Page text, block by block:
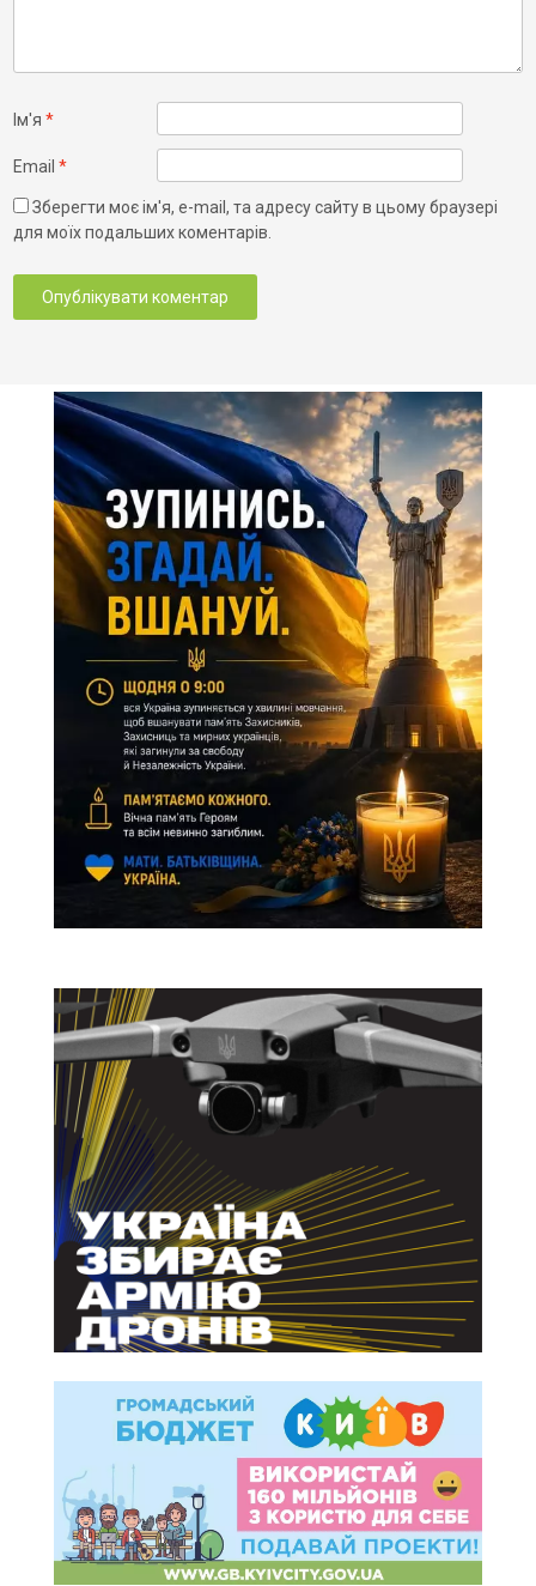
Ім'я*
Email*
Зберегти моє ім'я, e-mail, та адресу сайту в цьому браузері
для моїх подальших коментарів.